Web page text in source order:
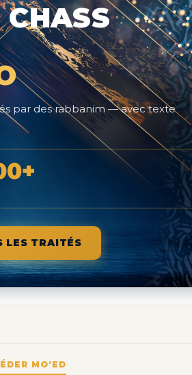
par des rabbanim — avec texte
LES TRAITÉS
MO'ED